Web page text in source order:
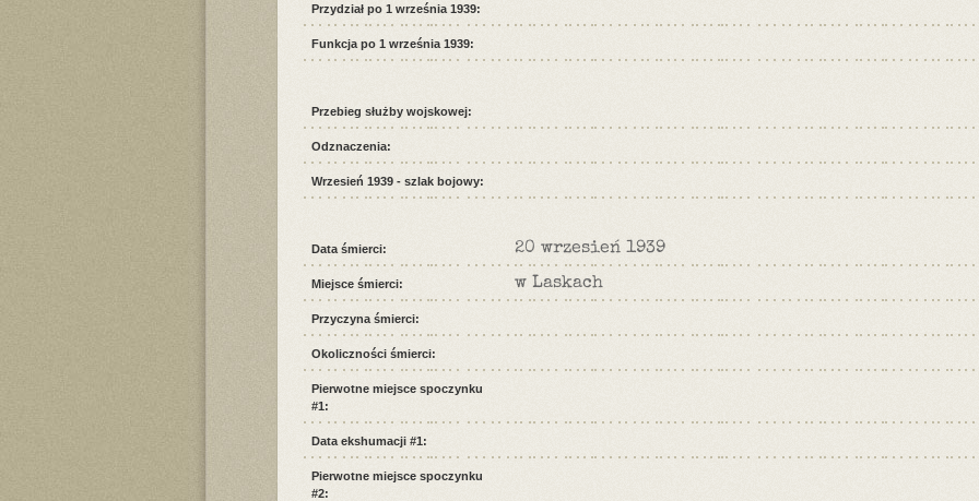
Przydział po 1 września 1939:
Funkcja po 1 września 1939:
Przebieg służby wojskowej:
Odznaczenia:
Wrzesień 1939 - szlak bojowy:
Data śmierci: 20 wrzesień 1939
Miejsce śmierci: w Laskach
Przyczyna śmierci:
Okoliczności śmierci:
Pierwotne miejsce spoczynku
#1:
Data ekshumacji #1:
Pierwotne miejsce spoczynku
#2: